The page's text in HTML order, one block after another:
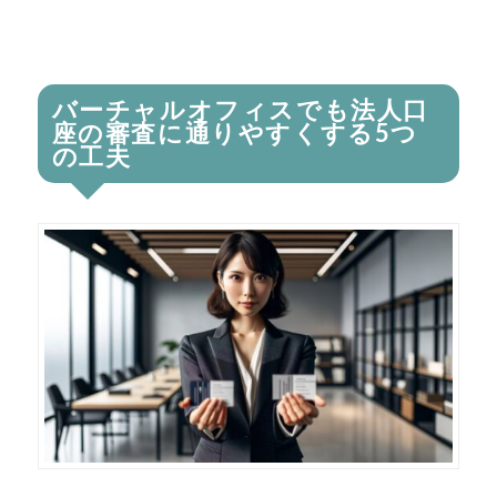
バーチャルオフィスでも法人口
座の審査に通りやすくする5つ
の工夫